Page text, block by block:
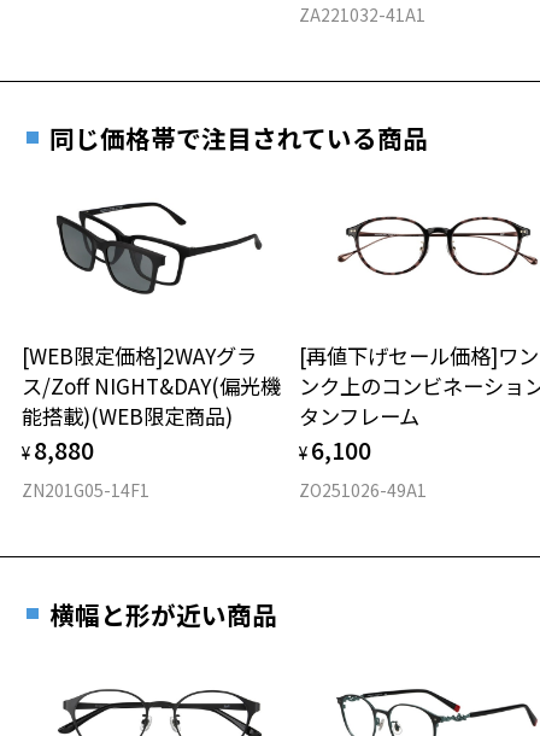
12.7g
※着脱式サングラス：デモレンズ、アタッチメント込みの重さ
タイプ
材質
フロント素材：French Plastic/メタル
安心3 かかり具合調整無料
す。
お近くのZoff実店舗にて度数を測定いただけます（無料）。
その際は記入用紙をダウンロードしてお使いください。
ZA221032-41A1
同じ価格帯で注目されている商品
[WEB限定価格]2WAYグラ
ス/Zoff NIGHT&DAY(偏光機
能搭載)(WEB限定商品)
¥ 8,880
ZN201G05-14F1
[再値下げセール価格]ワ
ンク上のコンビネーショ
タンフレーム
¥ 6,100
ZO251026-49A1
横幅と形が近い商品